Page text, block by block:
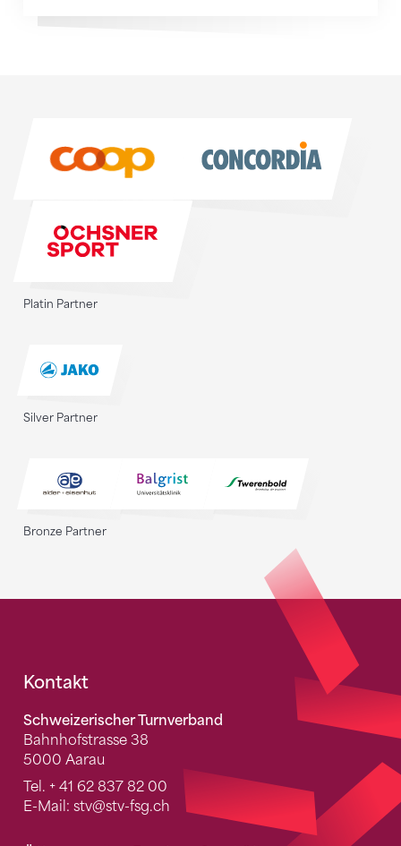
Platin Partner
Silver Partner
Bronze Partner
Fusszeile
Kontakt
Schweizerischer Turnverband
Bahnhofstrasse 38
5000 Aarau
Tel. + 41 62 837 82 00
E-Mail: stv@stv-fsg.ch